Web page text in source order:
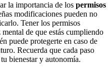
la importancia de los permisos
modificaciones pueden no
Tener los permisos
de que estás cumpliendo
puede protegerte en caso de
Recuerda que cada paso
bienestar y autonomía.